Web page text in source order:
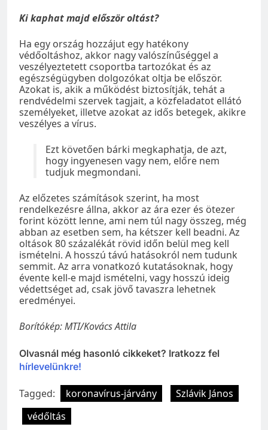
Ki kaphat majd először oltást?
Ha egy ország hozzájut egy hatékony
védőoltáshoz, akkor nagy valószínűséggel a
veszélyeztetett csoportba tartozókat és az
egészségügyben dolgozókat oltja be először.
Azokat is, akik a működést biztosítják, tehát a
rendvédelmi szervek tagjait, a közfeladatot ellátó
személyeket, illetve azokat az idős betegek, akikre
veszélyes a vírus.
Ezt követően bárki megkaphatja, de azt,
hogy ingyenesen vagy nem, előre nem
tudjuk megmondani.
Az előzetes számítások szerint, ha most
rendelkezésre állna, akkor az ára ezer és ötezer
forint között lenne, ami nem túl nagy összeg, még
abban az esetben sem, ha kétszer kell beadni. Az
oltások 80 százalékát rövid időn belül meg kell
ismételni. A hosszú távú hatásokról nem tudunk
semmit. Az arra vonatkozó kutatásoknak, hogy
évente kell-e majd ismételni, vagy hosszú ideig
védettséget ad, csak jövő tavaszra lehetnek
eredményei.
Borítókép: MTI/Kovács Attila
Olvasnál még hasonló cikkeket? Iratkozz fel
hírlevelünkre!
Tagged: koronavírus-járvány
Szlávik János
védőltás